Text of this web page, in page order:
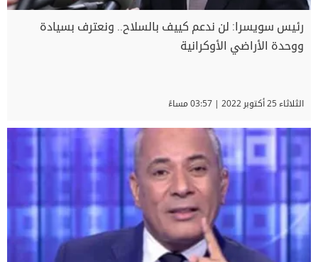
رئيس سويسرا: لن ندعم كييف بالسلاح.. ونعترف بسيادة
ووحدة الأراضي الأوكرانية
الثلاثاء 25 أكتوبر 2022 | 03:57 مساءً